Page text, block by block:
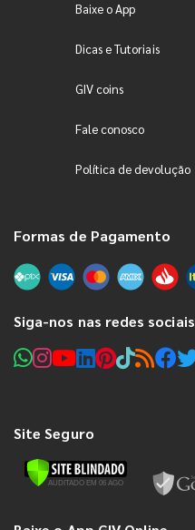
Baixe o App
Dicas e Tutoriais
GIV coins
Fale conosco
Política de devolução
Formas de Pagamento
Siga-nos nas redes sociais
Site Seguro